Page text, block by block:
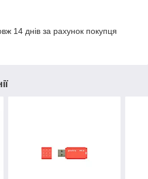
14 днів за рахунок покупця